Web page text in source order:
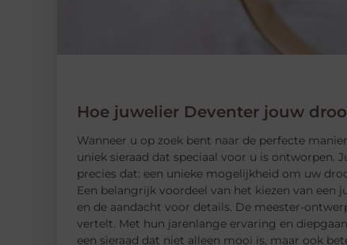
Hoe juwelier Deventer jouw
Wanneer u op zoek bent naar de perfecte
uniek sieraad dat speciaal voor u is ontworpen.
precies dat: een unieke mogelijkheid om uw
Een belangrijk voordeel van het kiezen van
en de aandacht voor details. De meester-
vertelt. Met hun jarenlange ervaring en
een sieraad dat niet alleen mooi is, maar ook